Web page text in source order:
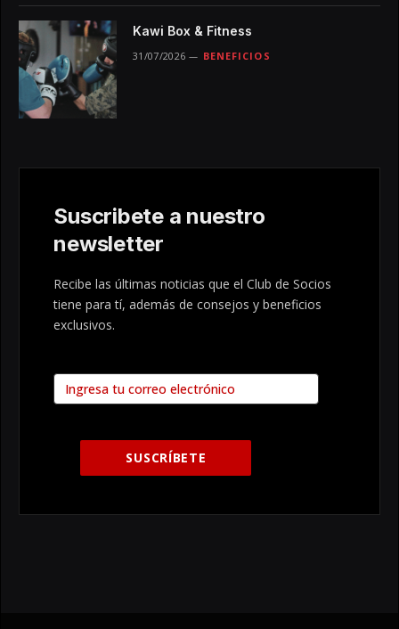
Kawi Box & Fitness
31/07/2026 BENEFICIOS
Suscribete a nuestro
newsletter
Recibe las últimas noticias que el Club de Socios
tiene para tí, además de consejos y beneficios
exclusivos.